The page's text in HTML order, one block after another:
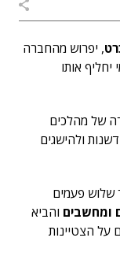
, יפרוש מהחברה
מי יחליף אותו
של מהלכים
ולהישגים
שלוש פעמים
ומחשבים והביא
על הצטיינות